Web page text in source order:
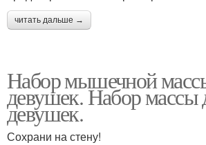
читать дальше →
Набор мышечной
девушек. Набор массы
девушек.
Сохрани на стену!